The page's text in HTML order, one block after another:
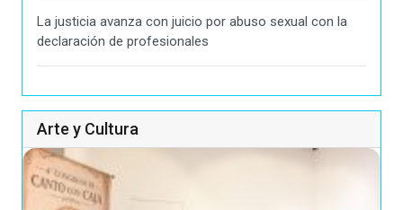
La justicia avanza con juicio por abuso sexual con la
declaración de profesionales
Arte y Cultura